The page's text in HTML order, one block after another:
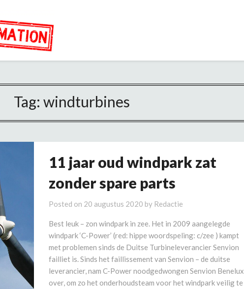
Tag:windturbines
11 jaar oud windpark zat
zonder spare parts
Posted on 20 augustus 2020 by Redactie
Best leuk – zon windpark in zee. Het in 2009 aangelegde
windpark ‘C-Power’ (red: hippe woordspeling: c/zee ) kampt
met problemen sinds de Duitse Turbineleverancier Senvion
failliet is. Sinds het faillissement van Senvion – de duitse
leverancier, nam C-Power noodgedwongen Senvion Benelux
over, om zo het onderhoudsteam voor het windpark veilig te